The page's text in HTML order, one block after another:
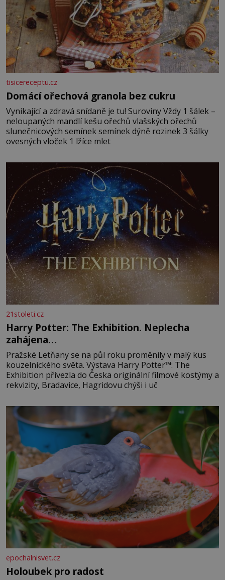
tisicereceptu.cz
Domácí ořechová granola bez cukru
Vynikající a zdravá snídaně je tu! Suroviny Vždy 1 šálek –
neloupaných mandlí kešu ořechů vlašských ořechů
slunečnicových semínek semínek dýně rozinek 3 šálky
ovesných vloček 1 lžíce mlet
21stoleti.cz
Harry Potter: The Exhibition. Neplecha
zahájena…
Pražské Letňany se na půl roku proměnily v malý kus
kouzelnického světa. Výstava Harry Potter™: The
Exhibition přivezla do Česka originální filmové kostýmy a
rekvizity, Bradavice, Hagridovu chýši i uč
epochalnisvet.cz
Holoubek pro radost